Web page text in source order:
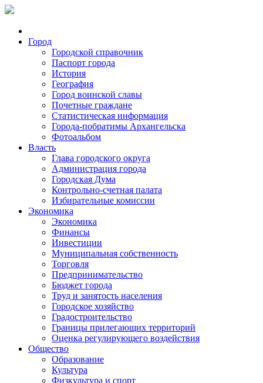
Город
Городской справочник
Паспорт города
История
География
Город воинской славы
Почетные граждане
Статистическая информация
Города-побратимы Архангельска
Фотоальбом
Власть
Глава городского округа
Администрация города
Городская Дума
Контрольно-счетная палата
Избирательные комиссии
Экономика
Экономика
Финансы
Инвестиции
Муниципальная собственность
Торговля
Предпринимательство
Бюджет города
Труд и занятость населения
Городское хозяйство
Градостроительство
Границы прилегающих территорий
Оценка регулирующего воздействия
Общество
Образование
Культура
Физкультура и спорт